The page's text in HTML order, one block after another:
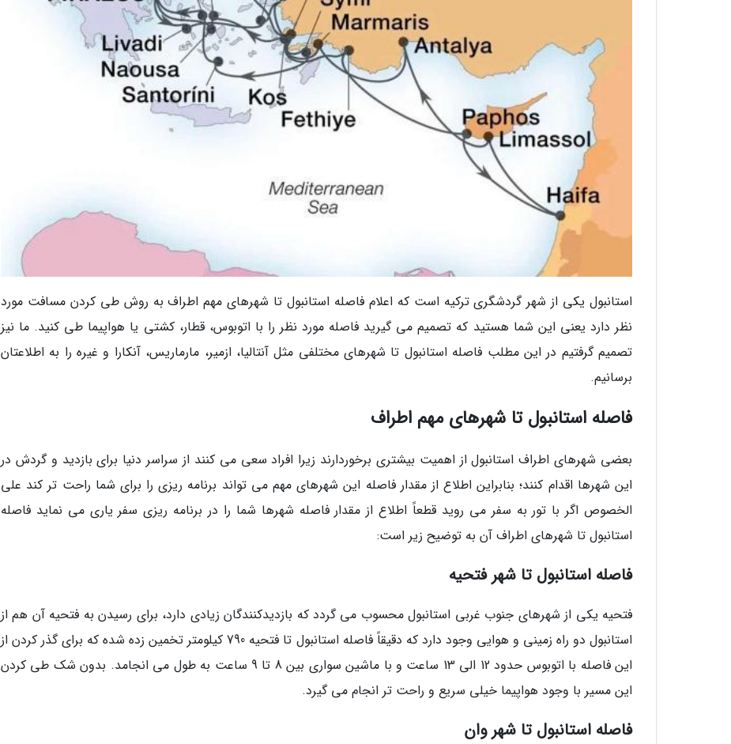
استانبول یکی از شهر گردشگری ترکیه است که اعلام فاصله استانبول تا شهرهای مهم اطراف به روش طی کردن مسافت مورد
نظر دارد یعنی این شما هستید که تصمیم می گیرید فاصله مورد نظر را با اتوبوس، قطار، کشتی یا هواپیما طی کنید. ما نیز
تصمیم گرفتیم در این مطلب فاصله استانبول تا شهرهای مختلفی مثل آنتالیا، ازمیر، مارماریس، آنکارا و غیره را به اطلاعتان
برسانیم.
فاصله استانبول تا شهرهای مهم اطراف
بعضی شهرهای اطراف استانبول از اهمیت بیشتری برخوردارند زیرا افراد سعی می کنند از سراسر دنیا برای بازدید و گردش در
این شهرها اقدام کنند؛ بنابراین اطلاع از مقدار فاصله این شهرهای مهم می تواند برنامه ریزی را برای شما راحت تر کند علی
الخصوص اگر با تور به سفر می روید قطعاً اطلاع از مقدار فاصله شهرها شما را در برنامه ریزی سفر یاری می نماید فاصله
استانبول تا شهرهای اطراف آن به توضیح زیر است:
فاصله استانبول تا شهر فتحیه
فتحیه یکی از شهرهای جنوب غربی استانبول محسوب می گردد که بازدیدکنندگان زیادی دارد، برای رسیدن به فتحیه آن هم از
استانبول دو راه زمینی و هوایی وجود دارد که دقیقاً فاصله استانبول تا فتحیه 790 کیلومتر تخمین زده شده که برای گذر کردن از
این فاصله با اتوبوس حدود 12 الی 13 ساعت و با ماشین سواری بین 8 تا 9 ساعت به طول می انجامد. بدون شک طی کردن
این مسیر با وجود هواپیما خیلی سریع و راحت تر انجام می گیرد.
فاصله استانبول تا شهر وان